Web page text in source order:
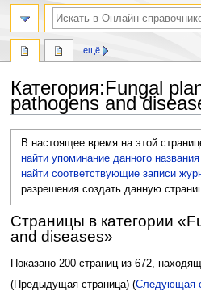
Категория:Fungal
pathogens and
навигации
В настоящее время на этой
найти упоминание данного названия
найти соответствующие записи
разрешения создать данную
Страницы в категории
and diseases»
Показано 200 страниц из 672,
(Предыдущая страница) (Следующая
ещё